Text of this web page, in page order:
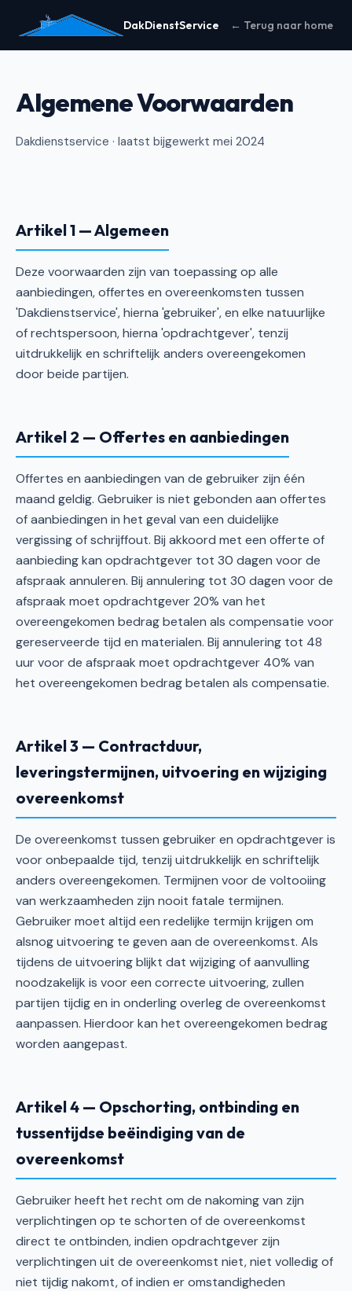
DakDienstService ← Terug naar home
Algemene Voorwaarden
Dakdienstservice · laatst bijgewerkt mei 2024
Artikel 1 — Algemeen
Deze voorwaarden zijn van toepassing op alle
aanbiedingen, offertes en overeenkomsten tussen
'Dakdienstservice', hierna 'gebruiker', en elke natuurlijke
of rechtspersoon, hierna 'opdrachtgever', tenzij
uitdrukkelijk en schriftelijk anders overeengekomen
door beide partijen.
Artikel 2 — Offertes en aanbiedingen
Offertes en aanbiedingen van de gebruiker zijn één
maand geldig. Gebruiker is niet gebonden aan offertes
of aanbiedingen in het geval van een duidelijke
vergissing of schrijffout. Bij akkoord met een offerte of
aanbieding kan opdrachtgever tot 30 dagen voor de
afspraak annuleren. Bij annulering tot 30 dagen voor de
afspraak moet opdrachtgever 20% van het
overeengekomen bedrag betalen als compensatie voor
gereserveerde tijd en materialen. Bij annulering tot 48
uur voor de afspraak moet opdrachtgever 40% van
het overeengekomen bedrag betalen als compensatie.
Artikel 3 — Contractduur,
leveringstermijnen, uitvoering en wijziging
overeenkomst
De overeenkomst tussen gebruiker en opdrachtgever is
voor onbepaalde tijd, tenzij uitdrukkelijk en schriftelijk
anders overeengekomen. Termijnen voor de voltooiing
van werkzaamheden zijn nooit fatale termijnen.
Gebruiker moet altijd een redelijke termijn krijgen om
alsnog uitvoering te geven aan de overeenkomst. Als
tijdens de uitvoering blijkt dat wijziging of aanvulling
noodzakelijk is voor een correcte uitvoering, zullen
partijen tijdig en in onderling overleg de overeenkomst
aanpassen. Hierdoor kan het overeengekomen bedrag
worden aangepast.
Artikel 4 — Opschorting, ontbinding en
tussentijdse beëindiging van de
overeenkomst
Gebruiker heeft het recht om de nakoming van zijn
verplichtingen op te schorten of de overeenkomst
direct te ontbinden, indien opdrachtgever zijn
verplichtingen uit de overeenkomst niet, niet volledig of
niet tijdig nakomt, of indien er omstandigheden